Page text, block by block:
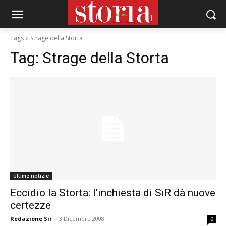
Tags Strage della Storta
Tag: Strage della Storta
Ultime notizie
Eccidio la Storta: l’inchiesta di SiR dà nuove
certezze
Redazione Sir - 3 Dicembre 2008 0